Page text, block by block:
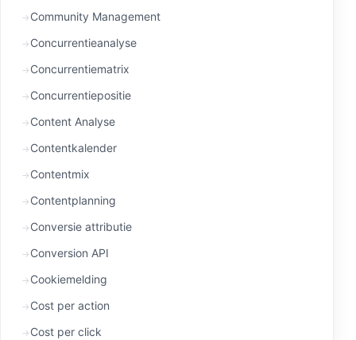
Community Management
Concurrentieanalyse
Concurrentiematrix
Concurrentiepositie
Content Analyse
Contentkalender
Contentmix
Contentplanning
Conversie attributie
Conversion API
Cookiemelding
Cost per action
Cost per click